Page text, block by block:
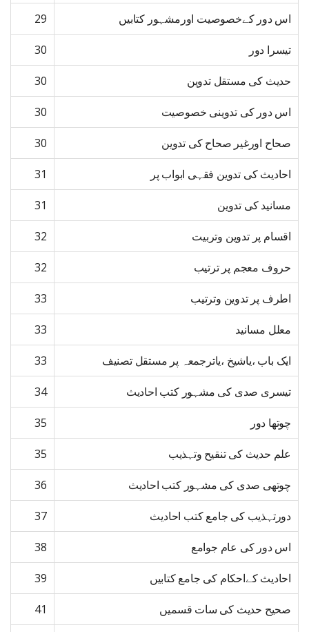
اس دور کےخصوصیت اورمشہور کتابیں 29
تیسرا دور 30
حدیث کی مستقل تدوین 30
اس دور کی تدوینی خصوصیت 30
صحاح اورغیر صحاح کی تدوین 30
احادیث کی تدوین فقہی ابواب پر 31
مسانید کی تدوین 31
اقسام پر تدوین وتربیت 32
حروف معجم پر ترتیب 32
اطرف پر تدوین وترتیب 33
معلل مسانید 33
ایک باب ،یاشیخ ،یاترجمعہ پر مستقل تصنیف 33
تیسری صدی کی مشہور کتب احادیث 34
چوتھا دور 35
علم حدیث کی تنقیح وتہذیب 35
چوتھی صدی کی مشہور کتب احادیث 36
دورتہذیب کی جامع کتب احادیث 37
اس دور کی عام جوامع 38
احادیث کےاحکام کی جامع کتابیں 39
صحیح حدیث کی سات قسمیں 41